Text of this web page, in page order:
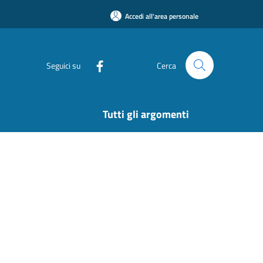
Accedi all'area personale
Seguici su Cerca
Tutti gli argomenti